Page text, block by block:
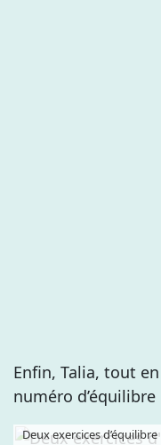
Enfin, Talia, tout
numéro d’équilibre
Deux exercices d’équilibre